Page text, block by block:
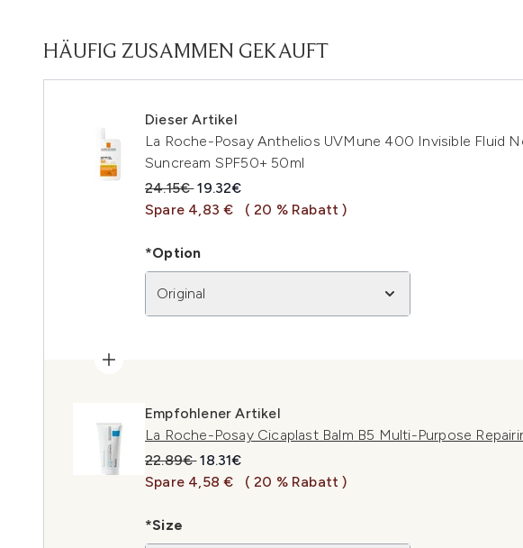
HÄUFIG ZUSAMMEN GEKAUFT
Dieser Artikel
La Roche-Posay Anthelios UVMune 400 Invisible Fluid
Suncream SPF50+ 50ml
Unverbindliche Preisempfehlung:
24.15€Aktueller Preis:
19.32€
Spare 4,83 €
( 20 % Rabatt )
*Option
Original
Empfohlener Artikel
La Roche-Posay Cicaplast Balm B5 Multi-Purpose
Unverbindliche Preisempfehlung:
22.89€Aktueller Preis:
18.31€
Spare 4,58 €
( 20 % Rabatt )
*Size